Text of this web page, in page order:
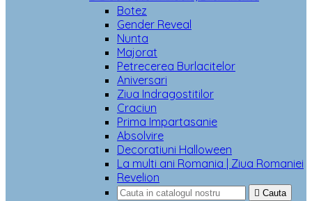
Botez
Gender Reveal
Nunta
Majorat
Petrecerea Burlacitelor
Aniversari
Ziua Indragostitilor
Craciun
Prima Impartasanie
Absolvire
Decoratiuni Halloween
La multi ani Romania | Ziua Romaniei
Revelion
 Cauta